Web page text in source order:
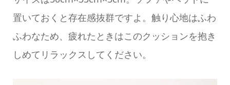
置いておくと存在感抜群ですよ。触り心地はふわ
ふわなため、疲れたときはこのクッションを抱き
しめてリラックスしてください。